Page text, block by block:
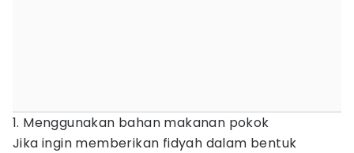
1. Menggunakan bahan makanan pokok
Jika ingin memberikan fidyah dalam bentuk